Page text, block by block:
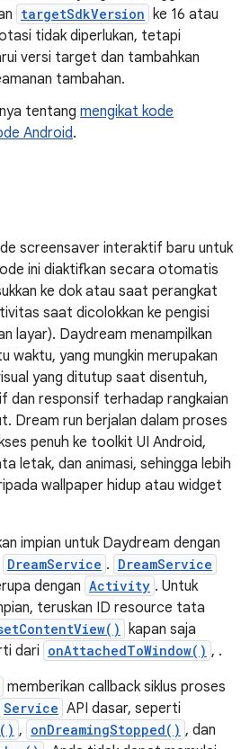
targetSdkVersion ke 16 atau
tidak diperlukan, tetapi
versi target dan tambahkan
tambahan.
tentang mengikat kode
Android.
screensaver interaktif baru untuk
ini diaktifkan secara otomatis
ke dok atau saat perangkat
saat dicolokkan ke pengisi
layar). Daydream menampilkan
waktu, yang mungkin merupakan
yang ditutup saat disentuh,
dan responsif terhadap rangkaian
Dream run berjalan dalam proses
penuh ke toolkit UI Android,
letak, dan animasi, sehingga lebih
wallpaper hidup atau widget
impian untuk Daydream dengan
DreamService . DreamService
dengan Activity . Untuk
teruskan ID resource tata
kapan saja
dari onAttachedToWindow() , .
memberikan callback siklus proses
Service API dasar, seperti
, onDreamingStopped() , dan